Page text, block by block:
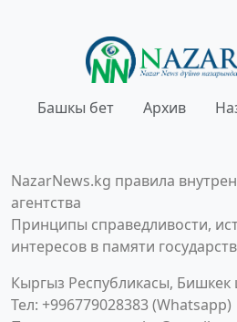
Башкы бет Архив
NazarNews.kg правила
агентства
Принципы справедливости,
интересов в памяти
Кыргыз Республикасы,
Тел: +996779028383 (Whatsapp)